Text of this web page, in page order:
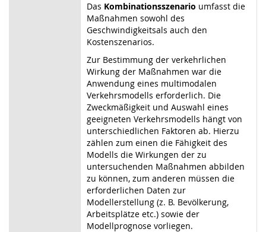
Das Kombinationsszenario umfasst die
Maßnahmen sowohl des
Geschwindigkeitsals auch den
Kostenszenarios.
Zur Bestimmung der verkehrlichen
Wirkung der Maßnahmen war die
Anwendung eines multimodalen
Verkehrsmodells erforderlich. Die
Zweckmäßigkeit und Auswahl eines
geeigneten Verkehrsmodells hängt von
unterschiedlichen Faktoren ab. Hierzu
zählen zum einen die Fähigkeit des
Modells die Wirkungen der zu
untersuchenden Maßnahmen abbilden
zu können, zum anderen müssen die
erforderlichen Daten zur
Modellerstellung (z. B. Bevölkerung,
Arbeitsplätze etc.) sowie der
Modellprognose vorliegen.